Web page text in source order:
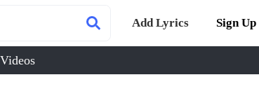
Add Lyrics Sign Up